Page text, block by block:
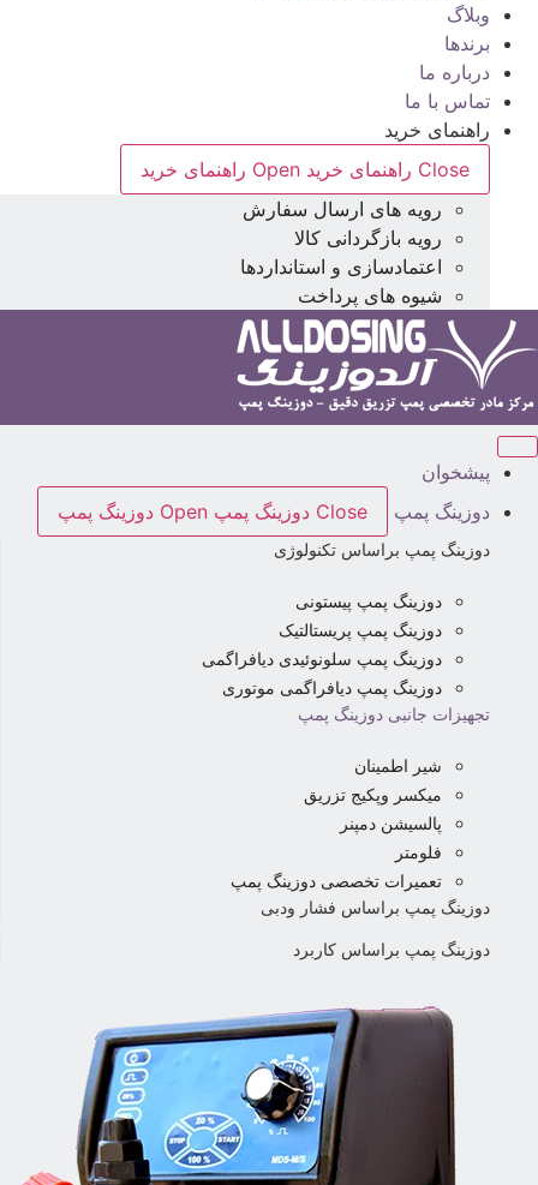
وبلاگ
برندها
درباره ما
تماس با ما
راهنمای خرید
Close راهنمای خرید
Open راهنمای خرید
رویه های ارسال سفارش
رویه بازگردانی کالا
اعتمادسازی و استانداردها
شیوه های پرداخت
پیشخوان
دوزینگ پمپ
Close دوزینگ پمپ Open دوزینگ پمپ
دوزینگ پمپ براساس تکنولوژی
دوزینگ پمپ پیستونی
دوزینگ پمپ پریستالتیک
دوزینگ پمپ سلونوئیدی دیافراگمی
دوزینگ پمپ دیافراگمی موتوری
تجهیزات جانبی دوزینگ پمپ
شیر اطمینان
میکسر وپکیج تزریق
پالسیشن دمپنر
فلومتر
تعمیرات تخصصی دوزینگ پمپ
دوزینگ پمپ براساس فشار ودبی
دوزینگ پمپ براساس کاربرد